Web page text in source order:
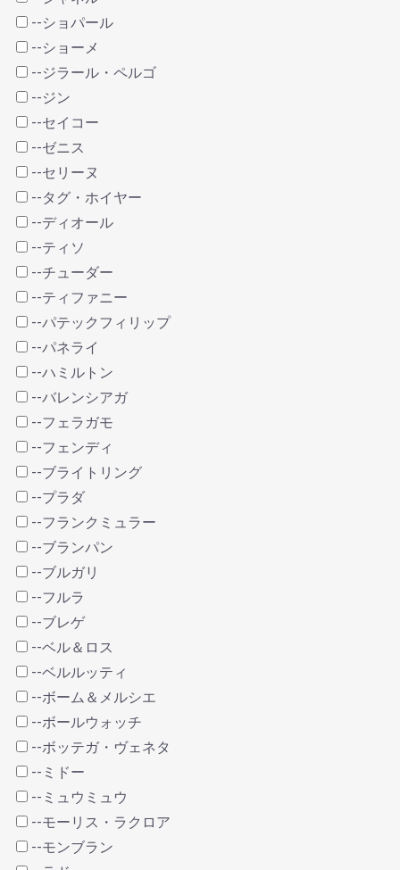
--ショパール
--ショーメ
--ジラール・ペルゴ
--ジン
--セイコー
--ゼニス
--セリーヌ
--タグ・ホイヤー
--ディオール
--ティソ
--チューダー
--ティファニー
--パテックフィリップ
--パネライ
--ハミルトン
--バレンシアガ
--フェラガモ
--フェンディ
--ブライトリング
--プラダ
--フランクミュラー
--ブランパン
--ブルガリ
--フルラ
--ブレゲ
--ベル＆ロス
--ベルルッティ
--ボーム＆メルシエ
--ボールウォッチ
--ボッテガ・ヴェネタ
--ミドー
--ミュウミュウ
--モーリス・ラクロア
--モンブラン